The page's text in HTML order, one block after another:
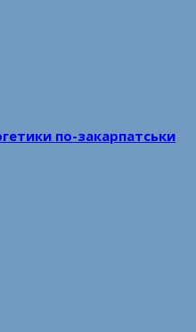
по-закарпатськи